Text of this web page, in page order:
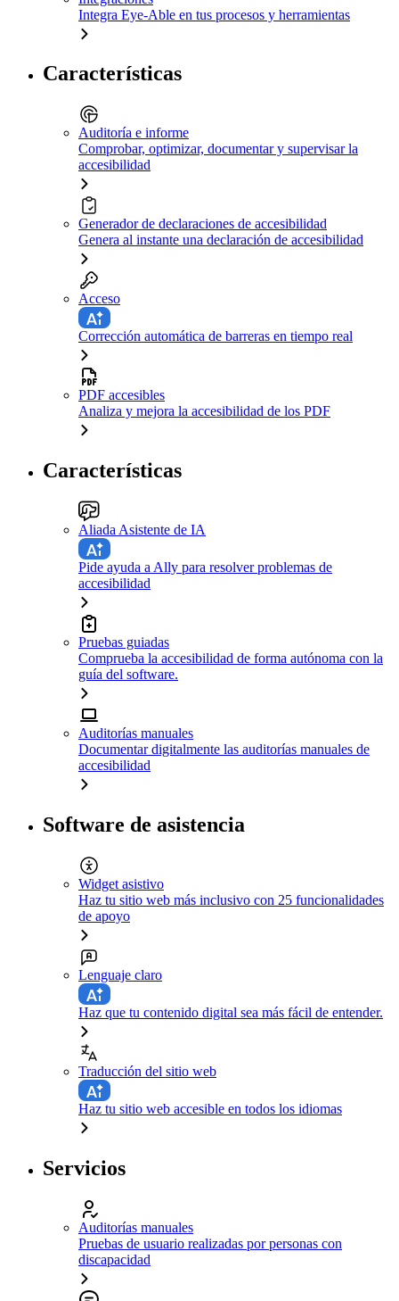
Integra Eye-Able en tus procesos y herramientas
Características
Auditoría e informe
Comprobar, optimizar, documentar y supervisar la
accesibilidad
Generador de declaraciones de accesibilidad
Genera al instante una declaración de accesibilidad
Acceso
Corrección automática de barreras en tiempo real
PDF accesibles
Analiza y mejora la accesibilidad de los PDF
Características
Aliada Asistente de IA
Pide ayuda a Ally para resolver problemas de
accesibilidad
Pruebas guiadas
Comprueba la accesibilidad de forma autónoma con la
guía del software.
Auditorías manuales
Documentar digitalmente las auditorías manuales de
accesibilidad
Software de asistencia
Widget asistivo
Haz tu sitio web más inclusivo con 25 funcionalidades
de apoyo
Lenguaje claro
Haz que tu contenido digital sea más fácil de entender.
Traducción del sitio web
Haz tu sitio web accesible en todos los idiomas
Servicios
Auditorías manuales
Pruebas de usuario realizadas por personas con
discapacidad